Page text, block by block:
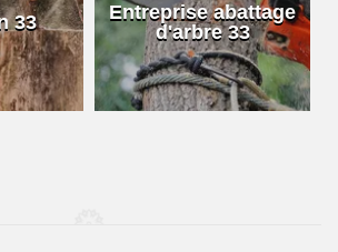
33
Entreprise abattage
d'arbre 33